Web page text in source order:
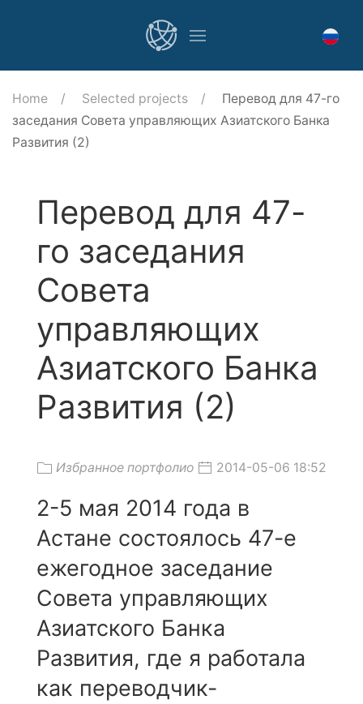
Home Selected projects
Перевод для 47-го
заседания Совета управляющих Азиатского Банка
Развития (2)
Перевод для 47-
го заседания
Совета
управляющих
Азиатского Банка
Развития (2)
Избранное портфолио 2014-05-06 18:52
2-5 мая 2014 года в
Астане состоялось 47-е
ежегодное заседание
Совета управляющих
Азиатского Банка
Развития, где я работала
как переводчик-